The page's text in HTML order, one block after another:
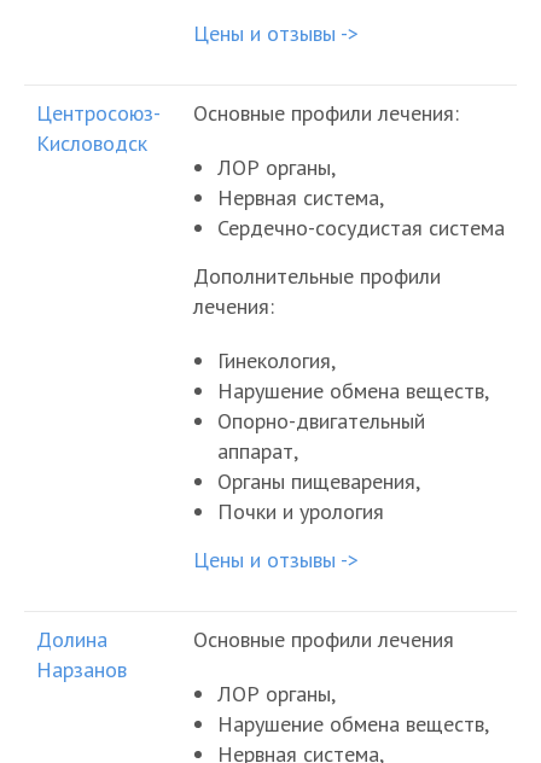
Цены и отзывы ->
Центросоюз-
Кисловодск
Основные профили лечения:
ЛОР органы,
Нервная система,
Сердечно-сосудистая система
Дополнительные профили
лечения:
Гинекология,
Нарушение обмена веществ,
Опорно-двигательный
аппарат,
Органы пищеварения,
Почки и урология
Цены и отзывы ->
Долина
Нарзанов
Основные профили лечения
ЛОР органы,
Нарушение обмена веществ,
Нервная система,